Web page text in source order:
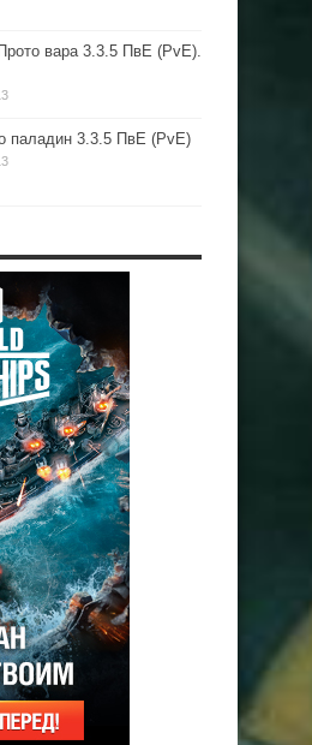
вара 3.3.5 ПвЕ (PvE).
паладин 3.3.5 ПвЕ (PvE)